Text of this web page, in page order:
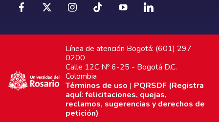
Línea de atención Bogotá: (601) 297
0200
Calle 12C Nº 6-25 - Bogotá D.C.
Colombia
Términos de uso | PQRSDF (Registra
aquí: felicitaciones, quejas,
reclamos, sugerencias y derechos de
petición)